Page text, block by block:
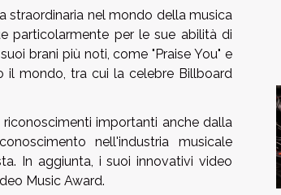
straordinaria nel mondo della musica
particolarmente per le sue abilità di
brani più noti, come "Praise You" e
il mondo, tra cui la celebre Billboard
importanti anche dalla
nell'industria musicale
In aggiunta, i suoi innovativi video
Music Award.